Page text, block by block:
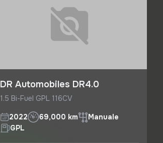
DR Automobiles DR4.0
1.5 Bi-Fuel GPL 116CV
2022 69,000 km
Manuale
GPL